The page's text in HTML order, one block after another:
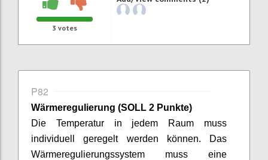
3 votes
P82
Wärmeregulierung (SOLL 2 Punkte)
Die Temperatur in jedem Raum muss
individuell geregelt werden können. Das
Wärmeregulierungssystem muss eine